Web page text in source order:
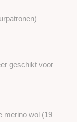
geschikt voor
merino wol (19